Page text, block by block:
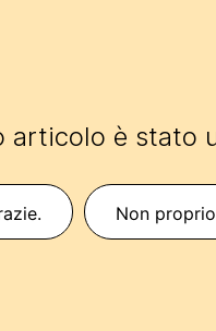
articolo è stato
Non proprio